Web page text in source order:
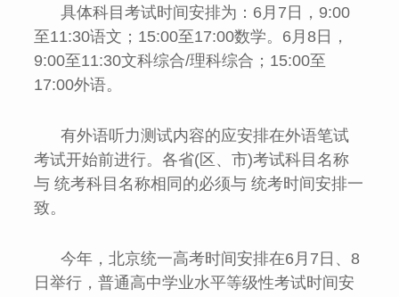
具体科目考试时间安排为：6月7日，9:00
至11:30语文；15:00至17:00数学。6月8日，
9:00至11:30文科综合/理科综合；15:00至
17:00外语。
有外语听力测试内容的应安排在外语笔试
考试开始前进行。各省(区、市)考试科目名称
与 统考科目名称相同的必须与 统考时间安排一
致。
今年，北京统一高考时间安排在6月7日、8
日举行，普通高中学业水平等级性考试时间安